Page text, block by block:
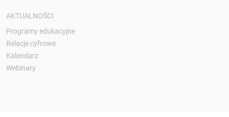
AKTUALNOŚCI
Programy edukacyjne
Relacje cyfrowe
Kalendarz
Webinary